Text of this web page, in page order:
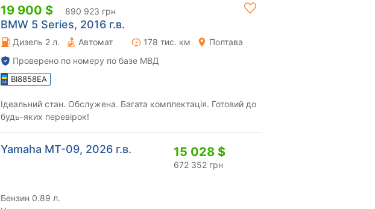
19 900 $ 890 923 грн
BMW 5 Series, 2016 г.в.
Дизель 2 л. Автомат 178 тис. км
Полтава
Проверено по номеру по базе МВД
BI8858EA
Ідеальний стан. Обслужена. Багата комплектація. Готовий до
будь-яких перевірок!
Yamaha MT-09, 2026 г.в. 15 028 $
672 352 грн
Бензин 0.89 л.